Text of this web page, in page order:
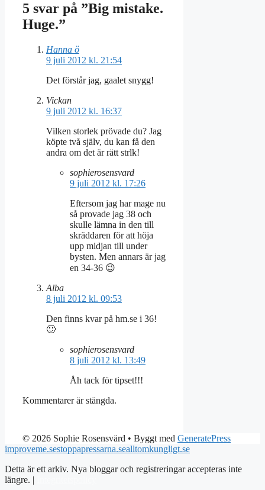
5 svar på ”Big mistake.
Huge.”
Hanna ö
9 juli 2012 kl. 21:54
Det förstår jag, gaalet snygg!
Vickan
9 juli 2012 kl. 16:37
Vilken storlek prövade du? Jag
köpte två själv, du kan få den
andra om det är rätt strlk!
sophierosensvard
9 juli 2012 kl. 17:26
Eftersom jag har mage nu
så provade jag 38 och
skulle lämna in den till
skräddaren för att höja
upp midjan till under
bysten. Men annars är jag
en 34-36 😉
Alba
8 juli 2012 kl. 09:53
Den finns kvar på hm.se i 36!
🙂
sophierosensvard
8 juli 2012 kl. 13:49
Åh tack för tipset!!!
Kommentarer är stängda.
© 2026 Sophie Rosensvärd • Byggt med GeneratePress
improveme.sestoppapressarna.sealltomkungligt.se
Detta är ett arkiv. Nya bloggar och registreringar accepteras inte
längre. |